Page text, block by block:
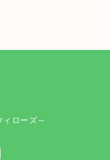
ローズ～